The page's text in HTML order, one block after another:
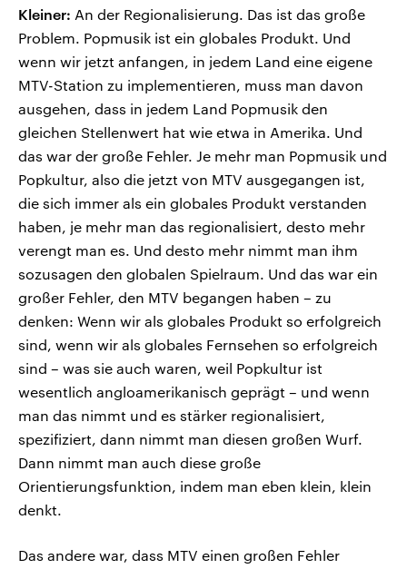
Kleiner: An der Regionalisierung. Das ist das große
Problem. Popmusik ist ein globales Produkt. Und
wenn wir jetzt anfangen, in jedem Land eine eigene
MTV-Station zu implementieren, muss man davon
ausgehen, dass in jedem Land Popmusik den
gleichen Stellenwert hat wie etwa in Amerika. Und
das war der große Fehler. Je mehr man Popmusik und
Popkultur, also die jetzt von MTV ausgegangen ist,
die sich immer als ein globales Produkt verstanden
haben, je mehr man das regionalisiert, desto mehr
verengt man es. Und desto mehr nimmt man ihm
sozusagen den globalen Spielraum. Und das war ein
großer Fehler, den MTV begangen haben – zu
denken: Wenn wir als globales Produkt so erfolgreich
sind, wenn wir als globales Fernsehen so erfolgreich
sind – was sie auch waren, weil Popkultur ist
wesentlich angloamerikanisch geprägt – und wenn
man das nimmt und es stärker regionalisiert,
spezifiziert, dann nimmt man diesen großen Wurf.
Dann nimmt man auch diese große
Orientierungsfunktion, indem man eben klein, klein
denkt.
Das andere war, dass MTV einen großen Fehler